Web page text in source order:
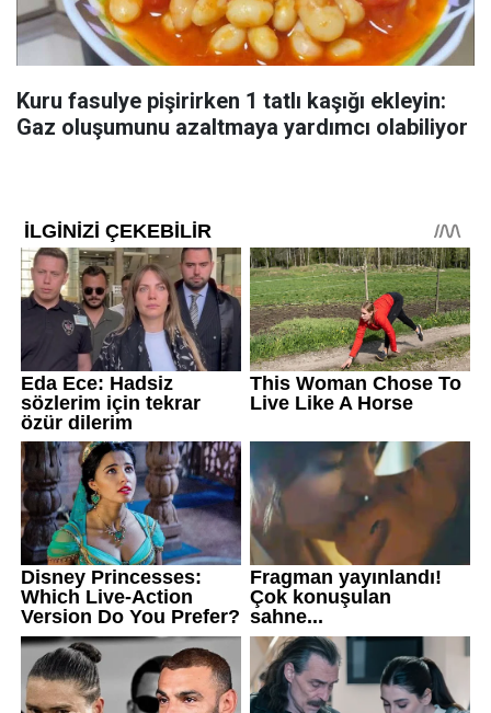
Kuru fasulye pişirirken 1 tatlı kaşığı ekleyin:
Gaz oluşumunu azaltmaya yardımcı olabiliyor